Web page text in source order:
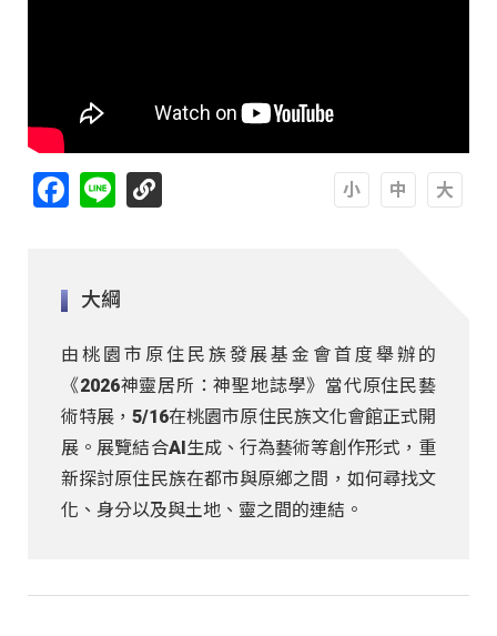
Facebook
Line
大綱
由桃園市原住民族發展基金會首度舉辦的
《2026神靈居所：神聖地誌學》當代原住民藝
術特展，5/16在桃園市原住民族文化會館正式開
展。展覽結合AI生成、行為藝術等創作形式，重
新探討原住民族在都市與原鄉之間，如何尋找文
化、身分以及與土地、靈之間的連結。